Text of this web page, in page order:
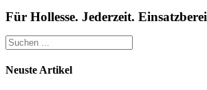
Für Hollesse. Jederzeit.
Neuste Artikel